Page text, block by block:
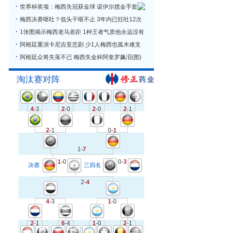
世界杯奖项：梅西失冠获金球 诺伊尔揽金手套
梅西决赛呕吐？低头干呕不止 3年内已狂吐12次
1张图揭示梅西老马差距 1种王者气质他永远没有
阿根廷重演卡尼吉亚悲剧 少1人梅西也孤木难支
阿根廷众将失落不已 梅西失金杯阿奎罗飙泪(图)
淘汰赛对阵
4-3 2-0 2-0 2-1
2-1 0-1
1-7
2-4
4-3 1-0
2-1 6-4 1-0 2-1
1-0 0-3
决赛 三四名